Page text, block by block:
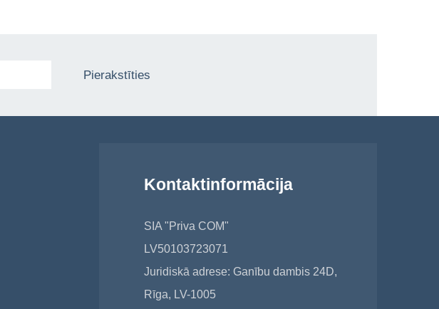
Pierakstīties
Kontaktinformācija
SIA "Priva COM"
LV50103723071
Juridiskā adrese: Ganību dambis 24D,
Rīga, LV-1005